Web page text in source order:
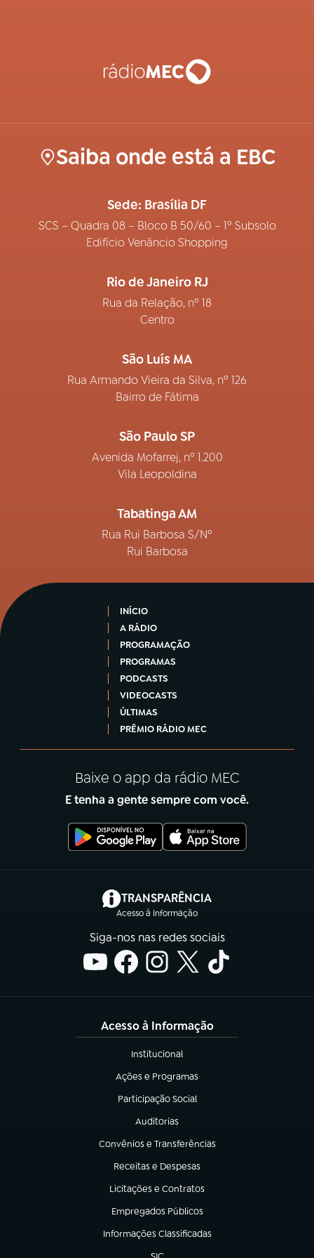
Saiba onde está a EBC
Sede: Brasília DF
SCS – Quadra 08 – Bloco B 50/60 – 1º Subsolo
Edifício Venâncio Shopping
Rio de Janeiro RJ
Rua da Relação, nº 18
Centro
São Luís MA
Rua Armando Vieira da Silva, nº 126
Bairro de Fátima
São Paulo SP
Avenida Mofarrej, nº 1.200
Vila Leopoldina
Tabatinga AM
Rua Rui Barbosa S/Nº
Rui Barbosa
INÍCIO
A RÁDIO
PROGRAMAÇÃO
PROGRAMAS
PODCASTS
VIDEOCASTS
ÚLTIMAS
PRÊMIO RÁDIO MEC
Baixe o app da rádio MEC
E tenha a gente sempre com você.
TRANSPARÊNCIA
Acesso à Informação
(abre em nova aba)
Siga-nos nas redes sociais
Acesso à Informação
Institucional
(abre em nova aba)
Ações e Programas
(abre em nova aba)
Participação Social
(abre em nova aba)
Auditorias
(abre em nova aba)
Convênios e Transferências
(abre em nova aba)
Receitas e Despesas
(abre em nova aba)
Licitações e Contratos
(abre em nova aba)
Empregados Públicos
(abre em nova aba)
Informações Classificadas
(abre em nova aba)